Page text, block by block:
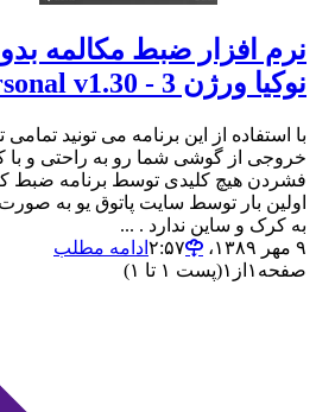
نرم افزار ضبط مکالمه
نوکیا ورژن 3 - VoxTrack Personal v1.30
با استفاده از این برنامه می تونید
خروجی از گوشی شما رو به راحتی و با
فشردن هیچ کلیدی توسط برنامه ضبط
اولین بار توسط سایت پاتوق یو به
به کرک و ساین ندارد . ...
۹ مهر ۱۳۸۹،‏ ۲:۵۷
ادامه مطلب
صفحه ۱ از ۱(پست ۱ تا ۱)